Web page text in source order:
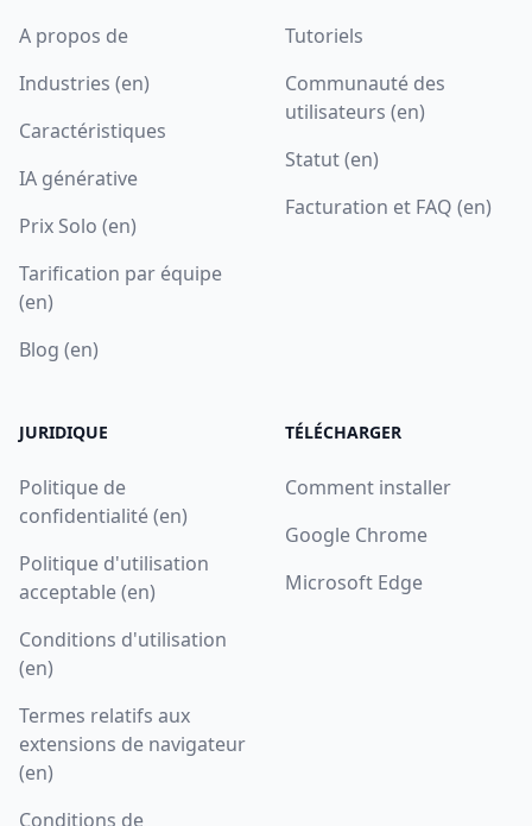
A propos de
Industries (en)
Caractéristiques
IA générative
Prix Solo (en)
Tarification par équipe
(en)
Blog (en)
Tutoriels
Communauté des
utilisateurs (en)
Statut (en)
Facturation et FAQ (en)
JURIDIQUE
Politique de
confidentialité (en)
Politique d'utilisation
acceptable (en)
Conditions d'utilisation
(en)
Termes relatifs aux
extensions de navigateur
(en)
Conditions de
TÉLÉCHARGER
Comment installer
Google Chrome
Microsoft Edge